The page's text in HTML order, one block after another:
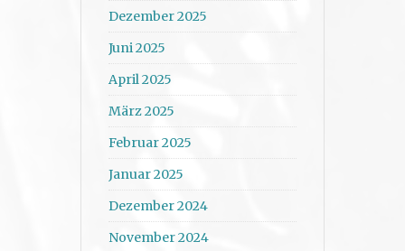
Dezember 2025
Juni 2025
April 2025
März 2025
Februar 2025
Januar 2025
Dezember 2024
November 2024